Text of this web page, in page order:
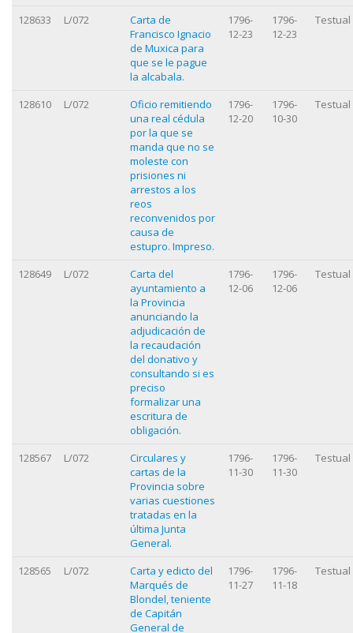
128633 L/072
Carta de
Francisco Ignacio
de Muxica para
que se le pague
la alcabala.
1796-
12-23
1796-
12-23
Testual
128610 L/072
Oficio remitiendo
una real cédula
por la que se
manda que no se
moleste con
prisiones ni
arrestos a los
reos
reconvenidos por
causa de
estupro. Impreso.
1796-
12-20
1796-
10-30
Testual
128649 L/072
Carta del
ayuntamiento a
la Provincia
anunciando la
adjudicación de
la recaudación
del donativo y
consultando si es
preciso
formalizar una
escritura de
obligación.
1796-
12-06
1796-
12-06
Testual
128567 L/072
Circulares y
cartas de la
Provincia sobre
varias cuestiones
tratadas en la
última Junta
General.
1796-
11-30
1796-
11-30
Testual
128565 L/072
Carta y edicto del
Marqués de
Blondel, teniente
de Capitán
General de
1796-
11-27
1796-
11-18
Testual